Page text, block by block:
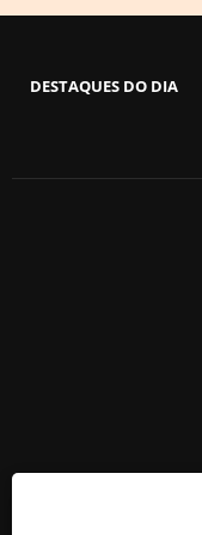
DESTAQUES DO DIA